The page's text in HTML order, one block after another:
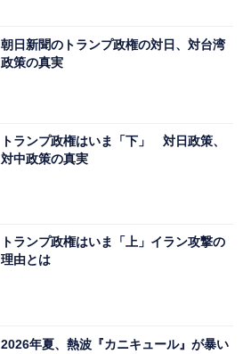
朝日新聞のトランプ政権の対日、対台湾
政策の真実
トランプ政権はいま「下」 対日政策、
対中政策の真実
トランプ政権はいま「上」イラン攻撃の
理由とは
2026年夏、熱波『カニキュール』が暴い